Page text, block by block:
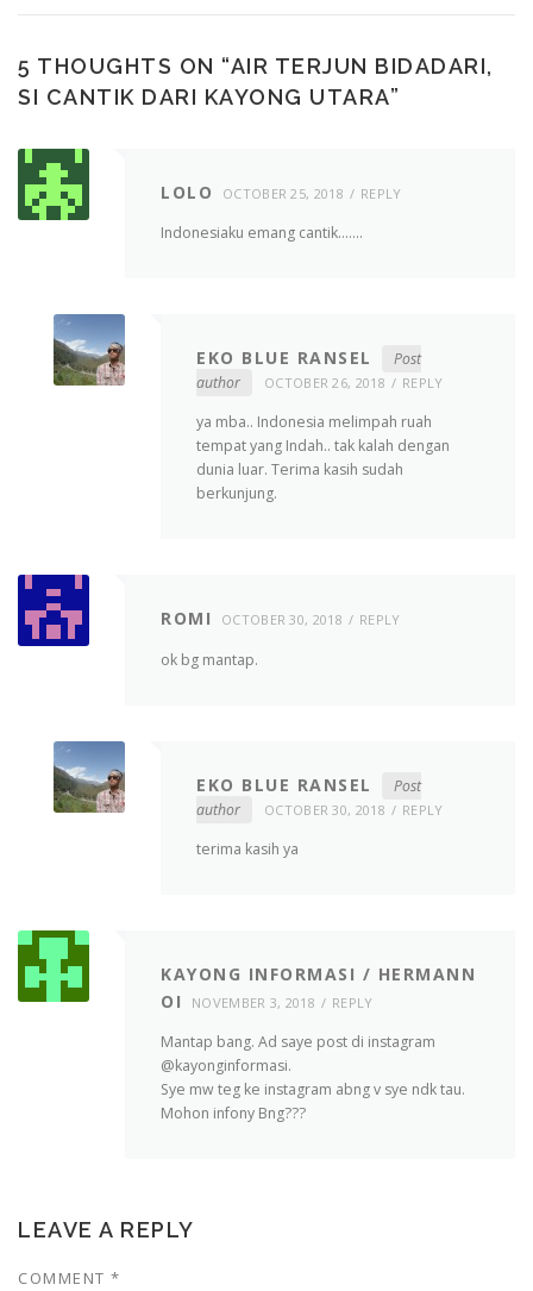
5 THOUGHTS ON “AIR TERJUN BIDADARI,
SI CANTIK DARI KAYONG UTARA”
LOLO OCTOBER 25, 2018 REPLY
Indonesiaku emang cantik…….
EKO BLUE RANSEL
Post
author
OCTOBER 26, 2018 REPLY
ya mba.. Indonesia melimpah ruah
tempat yang Indah.. tak kalah dengan
dunia luar. Terima kasih sudah
berkunjung.
ROMI OCTOBER 30, 2018 REPLY
ok bg mantap.
EKO BLUE RANSEL
Post
author
OCTOBER 30, 2018 REPLY
terima kasih ya
KAYONG INFORMASI / HERMANN
OI
NOVEMBER 3, 2018 REPLY
Mantap bang. Ad saye post di instagram
@kayonginformasi.
Sye mw teg ke instagram abng v sye ndk tau.
Mohon infony Bng???
LEAVE A REPLY
COMMENT *